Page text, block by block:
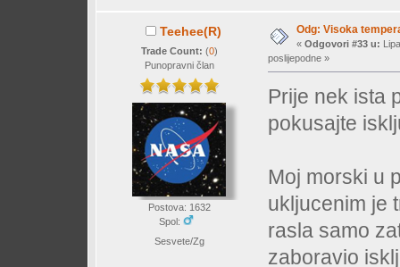
Teehee(R)
Trade Count: (0)
Punopravni član
Postova: 1632
Spol:
Sesvete/Zg
Odg: Visoka
« Odgovori #33 u:
poslijepodne »
Prije nek ista
pokusajte
Moj morski u
ukljucenim je
rasla samo
zaboravio